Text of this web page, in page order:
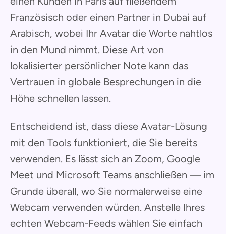
Französisch oder einen Partner in Dubai auf
Arabisch, wobei Ihr Avatar die Worte nahtlos
in den Mund nimmt. Diese Art von
lokalisierter persönlicher Note kann das
Vertrauen in globale Besprechungen in die
Höhe schnellen lassen.
Entscheidend ist, dass diese Avatar-Lösung
mit den Tools funktioniert, die Sie bereits
verwenden. Es lässt sich an Zoom, Google
Meet und Microsoft Teams anschließen — im
Grunde überall, wo Sie normalerweise eine
Webcam verwenden würden. Anstelle Ihres
echten Webcam-Feeds wählen Sie einfach